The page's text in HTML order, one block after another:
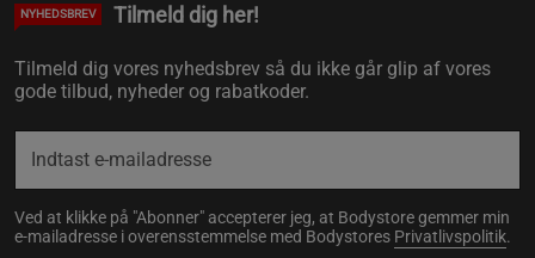
NYHEDSBREV Tilmeld dig her!
Tilmeld dig vores nyhedsbrev så du ikke går glip af vores
gode tilbud, nyheder og rabatkoder.
Ved at klikke på "Abonner" accepterer jeg, at Bodystore gemmer min
e-mailadresse i overensstemmelse med Bodystores Privatlivspolitik.